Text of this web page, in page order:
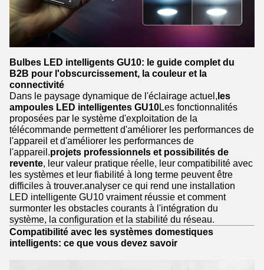
Bulbes LED intelligents GU10: le guide complet du
B2B pour l'obscurcissement, la couleur et la
connectivité
Dans le paysage dynamique de l'éclairage actuel,les
ampoules LED intelligentes GU10Les fonctionnalités
proposées par le système d'exploitation de la
télécommande permettent d'améliorer les performances de
l'appareil et d'améliorer les performances de
l'appareil.projets professionnels et possibilités de
revente, leur valeur pratique réelle, leur compatibilité avec
les systèmes et leur fiabilité à long terme peuvent être
difficiles à trouver.analyser ce qui rend une installation
LED intelligente GU10 vraiment réussie et comment
surmonter les obstacles courants à l'intégration du
système, la configuration et la stabilité du réseau.
Compatibilité avec les systèmes domestiques
intelligents: ce que vous devez savoir